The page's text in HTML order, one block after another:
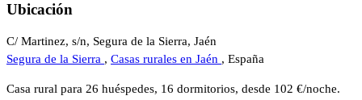
Ubicación
C/ Martinez, s/n, Segura de la Sierra, Jaén
Segura de la Sierra , Casas rurales en Jaén , España
Casa rural para 26 huéspedes, 16 dormitorios, desde 102 €/noche.